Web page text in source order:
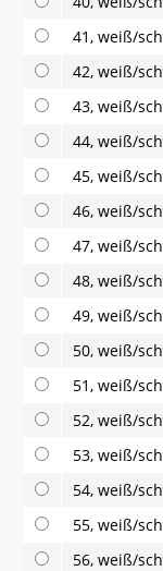
41, weiß/
42, weiß/
43, weiß/
44, weiß/
45, weiß/
46, weiß/
47, weiß/
48, weiß/
49, weiß/
50, weiß/
51, weiß/
52, weiß/
53, weiß/
54, weiß/
55, weiß/
56, weiß/